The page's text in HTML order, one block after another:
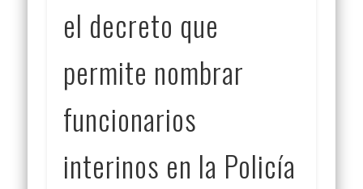
el decreto que
permite nombrar
funcionarios
interinos en la Policía